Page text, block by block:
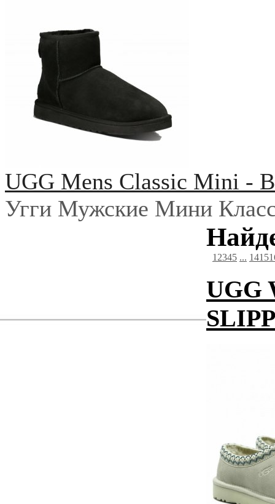
UGG Mens Classic Mini -
Угги Мужские Мини
1 2345 ... 1415
UGG